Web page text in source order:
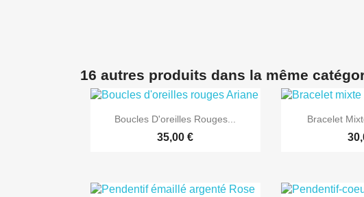
16 autres produits dans la même
 Aperçu rapide
Boucles D'oreilles Rouges...
35,00 €

Bracelet